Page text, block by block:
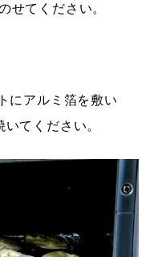
せてください。
にアルミ箔を敷い
てください。